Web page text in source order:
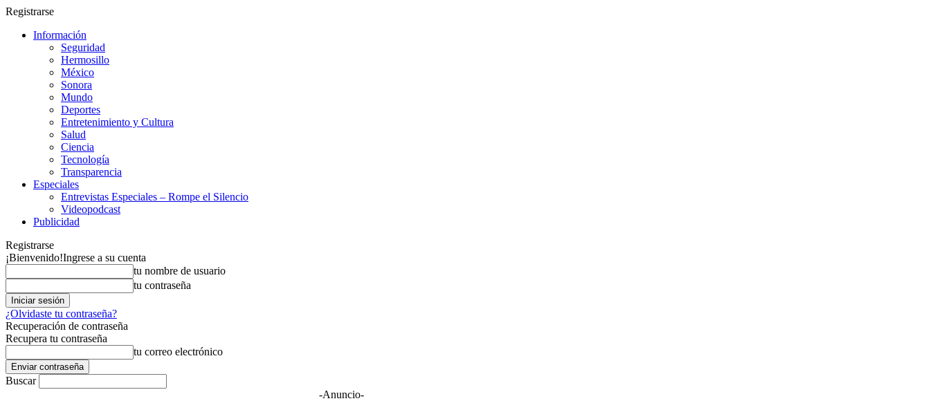
Registrarse
Información
Seguridad
Hermosillo
México
Sonora
Mundo
Deportes
Entretenimiento y Cultura
Salud
Ciencia
Tecnología
Transparencia
Especiales
Entrevistas Especiales – Rompe el Silencio
Videopodcast
Publicidad
Registrarse
¡Bienvenido!Ingrese a su cuenta
tu nombre de usuario
tu contraseña
¿Olvidaste tu contraseña?
Recuperación de contraseña
Recupera tu contraseña
tu correo electrónico
Buscar
-Anuncio-